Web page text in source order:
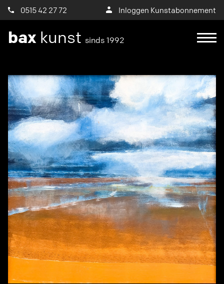
0515 42 27 72 Inloggen Kunstabonnement
bax kunst sinds 1992